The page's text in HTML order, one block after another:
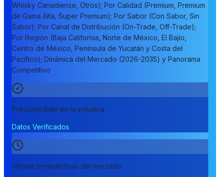
Whisky Canadiense, Otros); Por Calidad (Premium, Premium
de Gama Alta, Super Premium); Por Sabor (Con Sabor, Sin
Sabor); Por Canal de Distribución (On-Trade, Off-Trade);
Por Región (Baja California, Norte de México, El Bajío,
Centro de México, Península de Yucatán y Costa del
Pacífico); Dinámica del Mercado (2026-2035) y Panorama
Competitivo
Precisión líder en la industria
Datos Verificados
Últimas perspectivas del mercado